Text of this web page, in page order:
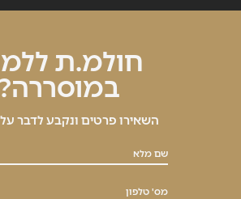
חולמ.ת
במוסררה?
השאירו פרטים ונקבע לדבר
שם מלא
מס' טלפון